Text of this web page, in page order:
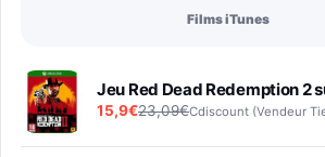
Films iTunes
Jeu Red Dead Redemption 2
15,9€23,09€Cdiscount (Vendeur